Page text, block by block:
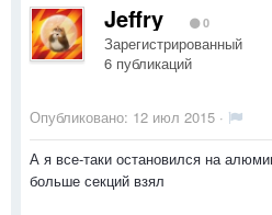
Jeffry 0
Зарегистрированный
6 публикаций
Опубликовано: 12 июл 2015 ·
А я все-таки остановился на
больше секций взял